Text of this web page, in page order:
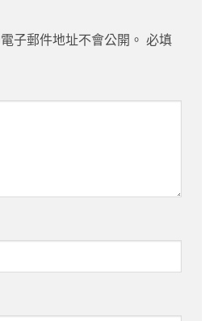
子郵件地址不會公開。 必填